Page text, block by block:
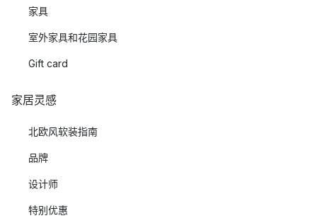
家具
室外家具和花园家具
Gift card
家居灵感
北欧风软装指南
品牌
设计师
特别优惠